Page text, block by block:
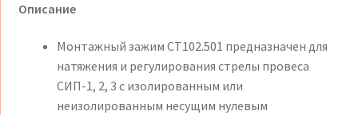
Описание
Монтажный зажим CT102.501 предназначен для
натяжения и регулирования стрелы провеса
СИП-1, 2, 3 с изолированным или
неизолированным несущим нулевым